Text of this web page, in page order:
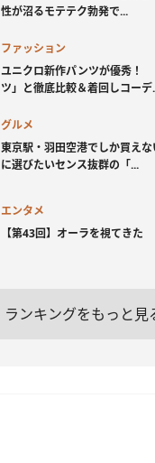
性が沼るモテテク勃発で...
ファッション
ユニクロ新作パンツが優秀！
ツ」と徹底比較＆着回しコーデ
グルメ
東京駅・羽田空港でしか買え
に選びたいセンス抜群の「...
エンタメ
【第43回】オーラを視てきた
ランキングをもっと見